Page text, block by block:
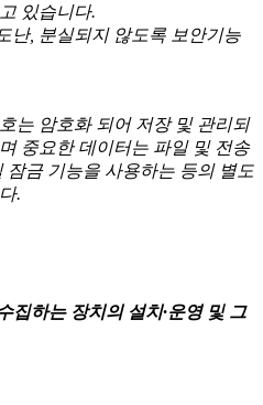
있습니다.
난, 분실되지 않도록 보안기능
는 암호화 되어 저장 및 관리되
중요한 데이터는 파일 및 전송
금 기능을 사용하는 등의 별도
.
집하는 장치의 설치·운영 및 그